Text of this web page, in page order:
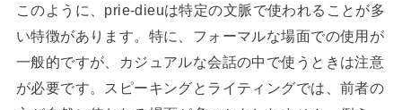
このように、prie-dieuは特定の文脈で使われることが多
い特徴があります。特に、フォーマルな場面での使用が
一般的ですが、カジュアルな会話の中で使うときは注意
が必要です。スピーキングとライティングでは、前者の